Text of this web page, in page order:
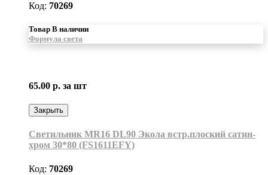
Код: 70269
Товар В наличии
Формула света
65.00 р. за шт
Закрыть
Светильник MR16 DL90 Экола встр.плоский сатин-
хром 30*80 (FS1611EFY)
Код: 70269